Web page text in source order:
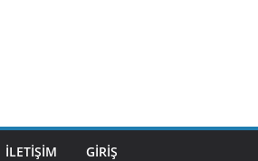
İLETIŞIM GIRIŞ